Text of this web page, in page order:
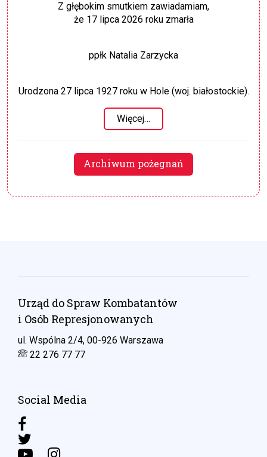
Z głębokim smutkiem zawiadamiam,
że 17 lipca 2026 roku zmarła
ppłk Natalia Zarzycka
Urodzona 27 lipca 1927 roku w Hole (woj. białostockie).
Więcej…
Archiwum pożegnań
Urząd do Spraw Kombatantów
i Osób Represjonowanych
ul. Wspólna 2/4, 00-926 Warszawa
22 276 77 77
Social Media